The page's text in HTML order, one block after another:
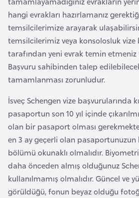
hangi evrakları hazırlamanız
temsilcilerimize arayarak
temsilcilerimiz veya konsolosluk
tarafından yeni evrak temin
Başvuru sahibinden talep
tamamlanması zorunludur.
İsveç Schengen vize başvurularında
pasaportun son 10 yıl içinde
olan bir pasaport olması
en 3 ay geçerli olan
bölümü okunaklı olmalıdır.
daha önceden almış olduğunuz
kullanılmamış olmalıdır. Güncel ve
görüldüğü, fonun beyaz olduğu
r
i
y
e
t
i
C
e
z
a
y
i
r